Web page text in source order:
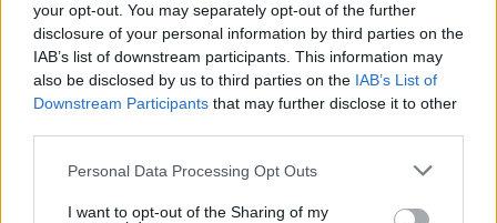
your opt-out. You may separately opt-out of the further
disclosure of your personal information by third parties on the
IAB’s list of downstream participants. This information may
also be disclosed by us to third parties on the IAB’s List of
Downstream Participants that may further disclose it to other
Personal Data Processing Opt Outs
I want to opt-out of the Sharing of my
*O καθ. Γιάννης Μανιάτης είναι Ευρωβουλευτής, Αντιπρόεδρος
Ευρωπαίων Σοσιαλιστών και Δημοκρατών (S&D), πρώην Υπουργός
Περιβάλλοντος, Ενέργειας & Κλιματικής Αλλαγής
**πρώτη δημοσίευσηeuro2day.gr
ΔΙΑΒΑΣΤΕ ΑΚΟΜΗ